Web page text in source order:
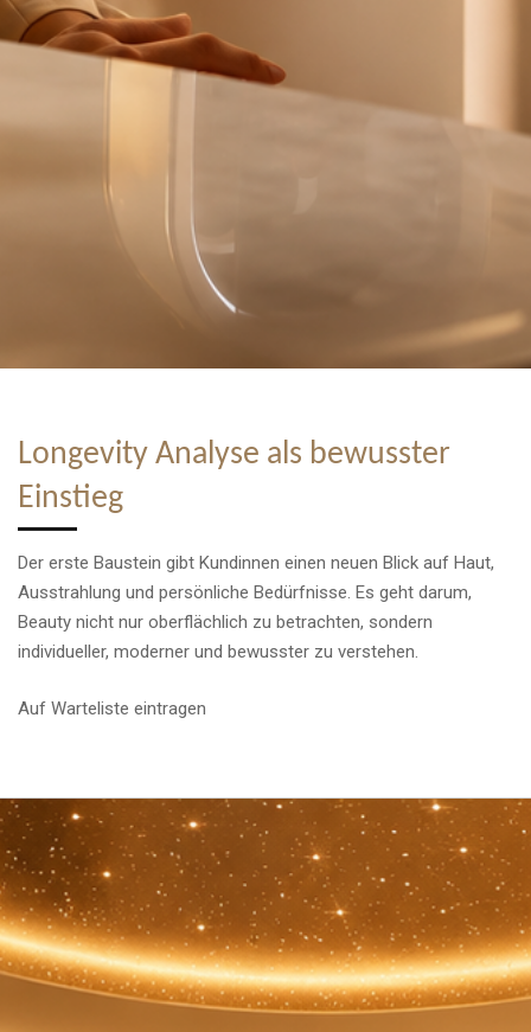
Longevity Analyse als bewusster
Einstieg
Der erste Baustein gibt Kundinnen einen neuen Blick auf Haut,
Ausstrahlung und persönliche Bedürfnisse. Es geht darum,
Beauty nicht nur oberflächlich zu betrachten, sondern
individueller, moderner und bewusster zu verstehen.
Auf Warteliste eintragen